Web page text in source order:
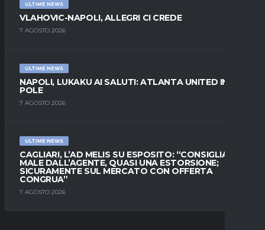
ULTIME NEWS
VLAHOVIC-NAPOLI, ALLEGRI CI CREDE
7 AGOSTO 2026
ULTIME NEWS
NAPOLI, LUKAKU AI SALUTI: ATLANTA UNITED IN
POLE
7 AGOSTO 2026
ULTIME NEWS
CAGLIARI, L’AD MELIS SU ESPOSITO: “CONSIGLIATO
MALE DALL’AGENTE, QUASI UNA ESTORSIONE;
SICURAMENTE SUL MERCATO CON OFFERTA
CONGRUA”
7 AGOSTO 2026